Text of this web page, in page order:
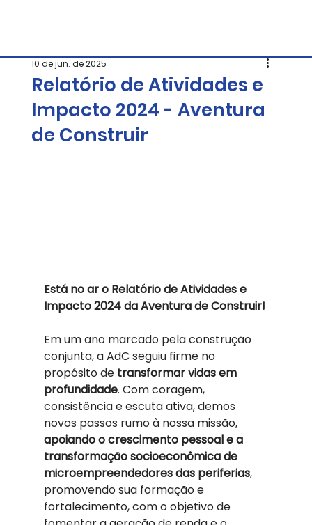
Relatório de Atividades e
Impacto 2024 - Aventura
de Construir
10 de jun. de 2025
Está no ar o Relatório de Atividades e
Impacto 2024 da Aventura de Construir!
Em um ano marcado pela construção
conjunta, a AdC seguiu firme no
propósito de transformar vidas em
profundidade. Com coragem,
consistência e escuta ativa, demos
novos passos rumo à nossa missão,
apoiando o crescimento pessoal e a
transformação socioeconômica de
microempreendedores das periferias,
promovendo sua formação e
fortalecimento, com o objetivo de